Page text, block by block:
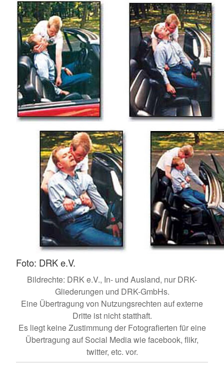
Foto: DRK e.V.
Bildrechte: DRK e.V., In- und Ausland, nur DRK-
Gliederungen und DRK-GmbHs.
Eine Übertragung von Nutzungsrechten auf externe
Dritte ist nicht statthaft.
Es liegt keine Zustimmung der Fotografierten für eine
Übertragung auf Social Media wie facebook, flikr,
twitter, etc. vor.